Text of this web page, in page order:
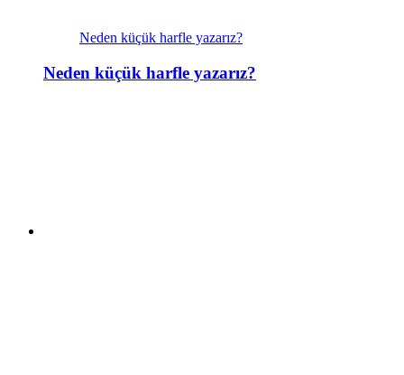
Neden küçük harfle yazarız?
Neden küçük harfle yazarız?